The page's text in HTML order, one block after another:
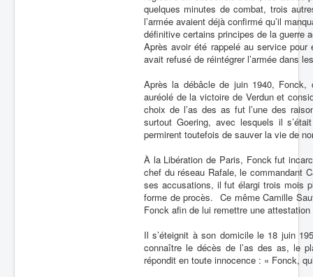
quelques minutes de combat, trois
l’armée avaient déjà confirmé qu’il
définitive certains principes de la guerre
Après avoir été rappelé au service pour
avait refusé de réintégrer l’armée dans
Après la débâcle de juin 1940, Fonck,
auréolé de la victoire de Verdun et
choix de l’as des as fut l’une des
surtout Goering, avec lesquels il
permirent toutefois de sauver la vie de
À la Libération de Paris, Fonck fut
chef du réseau Rafale, le commandant
ses accusations, il fut élargi trois mois
forme de procès. Ce même Camille
Fonck afin de lui remettre une
Il s’éteignit à son domicile le 18 juin
connaître le décès de l’as des as, le
répondit en toute innocence : « Fonck,